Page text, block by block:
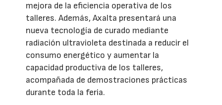
mejora de la eficiencia operativa de los
talleres. Además, Axalta presentará una
nueva tecnología de curado mediante
radiación ultravioleta destinada a reducir el
consumo energético y aumentar la
capacidad productiva de los talleres,
acompañada de demostraciones prácticas
durante toda la feria.